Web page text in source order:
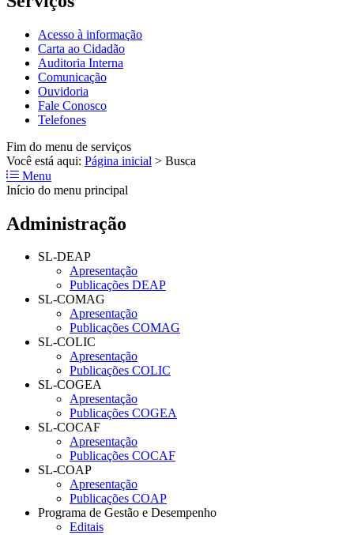
Acesso à informação
Carta ao Cidadão
Auditoria Interna
Comunicação
Ouvidoria
Fale Conosco
Telefones
Fim do menu de serviços
Você está aqui: Página inicial > Busca
Menu
Início do menu principal
Administração
SL-DEAP
Apresentação
Publicações DEAP
SL-COMAG
Apresentação
Publicações COMAG
SL-COLIC
Apresentação
Publicações COLIC
SL-COGEA
Apresentação
Publicações COGEA
SL-COCAF
Apresentação
Publicações COCAF
SL-COAP
Apresentação
Publicações COAP
Programa de Gestão e Desempenho
Editais